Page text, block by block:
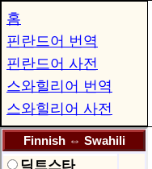
홈
핀란드어 번역
핀란드어 사전
스와힐리어 번역
스와힐리어 사전